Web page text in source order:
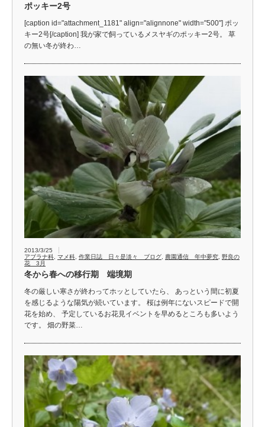
ポッキー2号
[caption id="attachment_1181" align="alignnone" width="500"] ポッ
キー2号[/caption] 我が家で飼っているメスヤギのポッキー2号。 草
の無い冬が終わ…
2013/3/25
アブラナ科 マメ科 作業日誌 日々是淡々 ブログ 農園通信 年中夢究 野良の
花 3月
冬から春への移行期 端境期
冬の厳しい寒さが終わってホッとしていたら、 あっという間に初夏
を感じるような陽気が続いています。 桜は例年にないスピードで開
花を始め、 予定しているお花見イベントを早めるところも多いよう
です。 畑の野菜…